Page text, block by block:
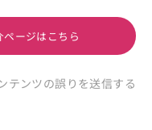
ージはこちら
テンツの誤りを送信する